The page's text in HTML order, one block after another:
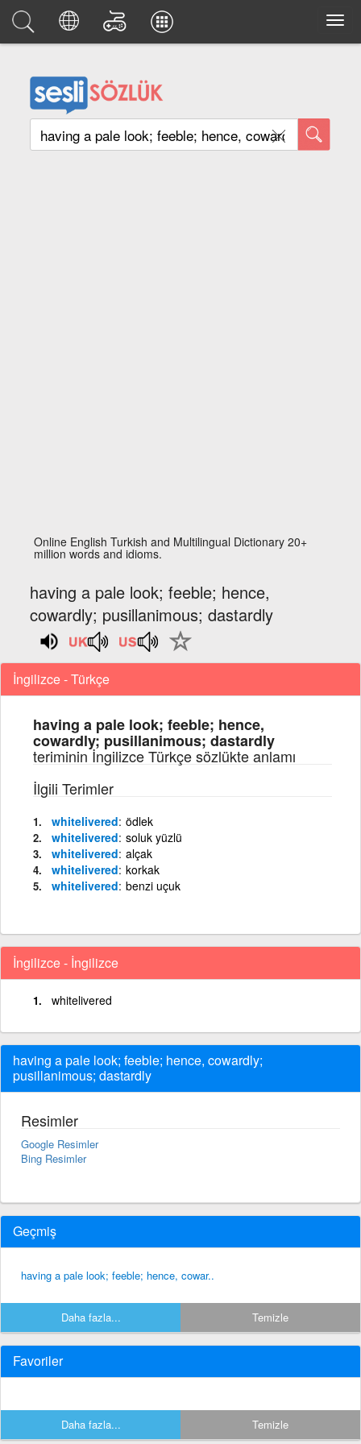
Online English Turkish and Multilingual Dictionary 20+
million words and idioms.
having a pale look; feeble; hence,
cowardly; pusillanimous; dastardly
İngilizce - Türkçe
having a pale look; feeble; hence,
cowardly; pusillanimous; dastardly
teriminin İngilizce Türkçe sözlükte anlamı
İlgili Terimler
whitelivered ödlek
whitelivered soluk yüzlü
whitelivered alçak
whitelivered korkak
whitelivered benzi uçuk
İngilizce - İngilizce
whitelivered
having a pale look; feeble; hence, cowardly;
pusillanimous; dastardly
Resimler
Google Resimler
Bing Resimler
Geçmiş
having a pale look; feeble; hence, cowar..
Daha fazla... Temizle
Favoriler
Daha fazla... Temizle